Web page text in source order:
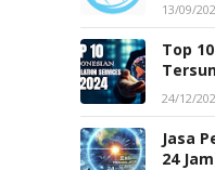
13/09/
Top
24/12/
Jasa
24 Jam